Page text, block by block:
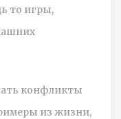
то игры,
конфликты
из жизни,